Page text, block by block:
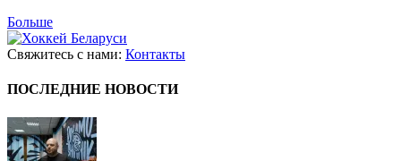
Больше
Свяжитесь с нами: Контакты
ПОСЛЕДНИЕ НОВОСТИ